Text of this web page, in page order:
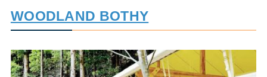
WOODLAND BOTHY